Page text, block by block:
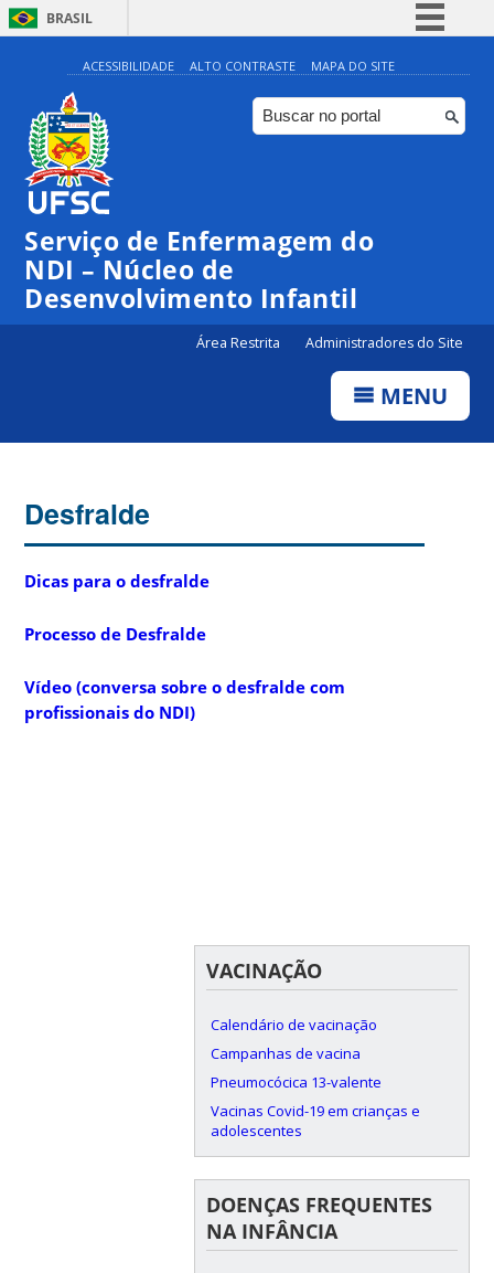
BRASIL
Simplifique!
Comunica BR
Participe
Canais
ACESSIBILIDADE ALTO CONTRASTE MAPA DO SITE
Serviço de Enfermagem do
NDI – Núcleo de
Desenvolvimento Infantil
Área Restrita Administradores do Site
MENU
Desfralde
Dicas para o desfralde
Processo de Desfralde
Vídeo (conversa sobre o desfralde com
profissionais do NDI)
VACINAÇÃO
Calendário de vacinação
Campanhas de vacina
Pneumocócica 13-valente
Vacinas Covid-19 em crianças e
adolescentes
DOENÇAS FREQUENTES
NA INFÂNCIA